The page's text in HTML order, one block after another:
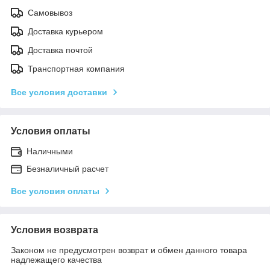
Самовывоз
Доставка курьером
Доставка почтой
Транспортная компания
Все условия доставки
Условия оплаты
Наличными
Безналичный расчет
Все условия оплаты
Условия возврата
Законом не предусмотрен возврат и обмен данного товара
надлежащего качества